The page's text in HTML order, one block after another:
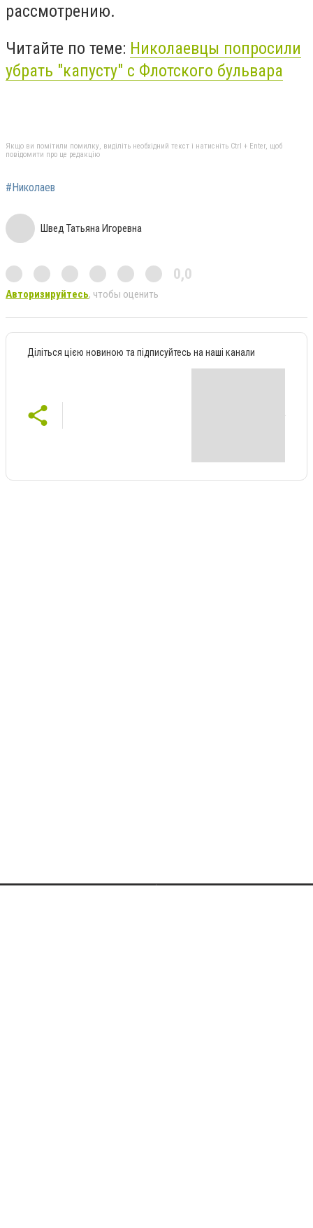
рассмотрению.
Читайте по теме: Николаевцы попросили
убрать "капусту" с Флотского бульвара
Якщо ви помітили помилку, виділіть необхідний текст і натисніть Ctrl + Enter, щоб
повідомити про це редакцію
#Николаев
Швед Татьяна Игоревна
0,0
Авторизируйтесь, чтобы оценить
Діліться цією новиною та підписуйтесь на наші канали